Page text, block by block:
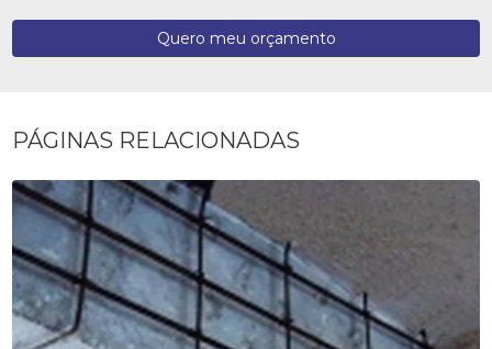
Quero meu orçamento
PÁGINAS RELACIONADAS